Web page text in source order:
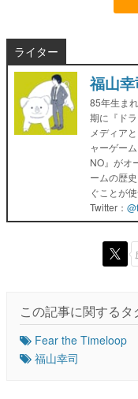
ライター
福山幸
85年生ま
期に『ド
メディア
ャーゲー
NO』がオ
ームの歴
ぐことが
Twitter：
この記事に関するタ
Fear the Timeloop
福山幸司